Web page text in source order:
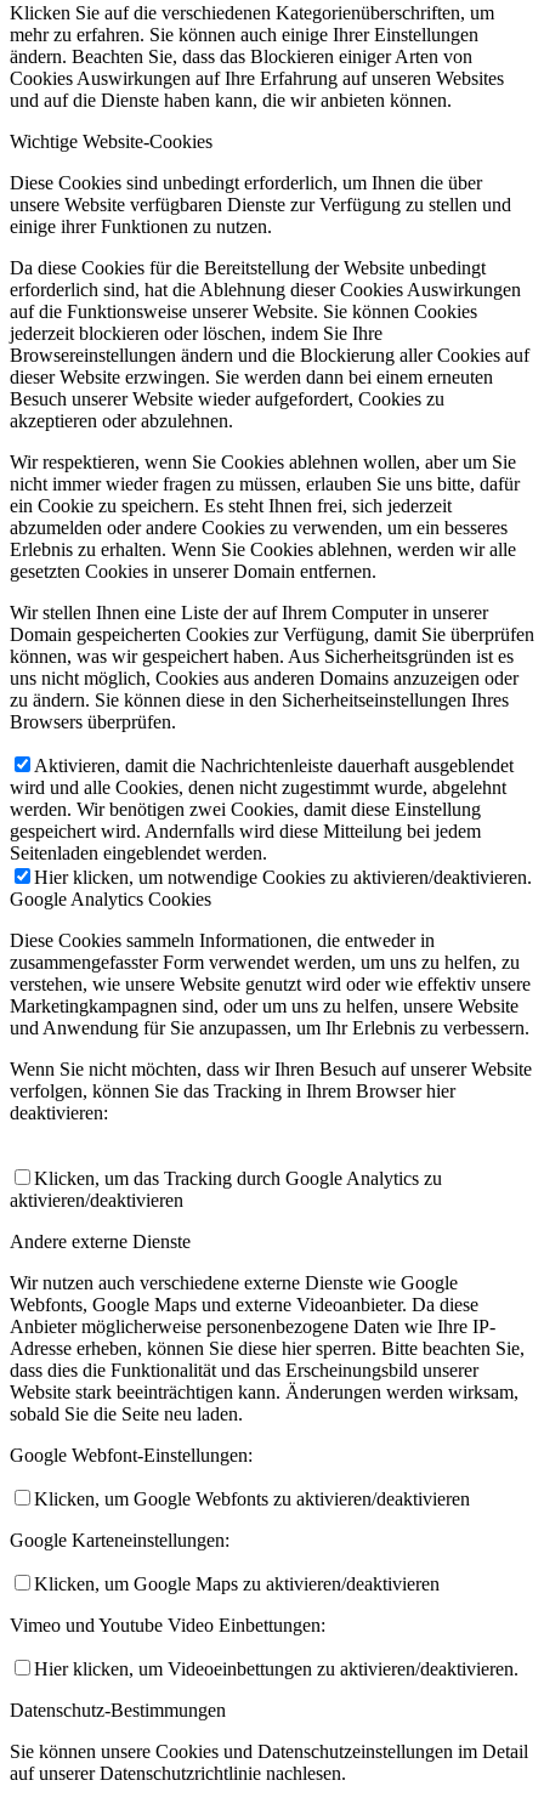
Klicken Sie auf die verschiedenen Kategorienüberschriften, um
mehr zu erfahren. Sie können auch einige Ihrer Einstellungen
ändern. Beachten Sie, dass das Blockieren einiger Arten von
Cookies Auswirkungen auf Ihre Erfahrung auf unseren Websites
und auf die Dienste haben kann, die wir anbieten können.
Wichtige Website-Cookies
Diese Cookies sind unbedingt erforderlich, um Ihnen die über
unsere Website verfügbaren Dienste zur Verfügung zu stellen und
einige ihrer Funktionen zu nutzen.
Da diese Cookies für die Bereitstellung der Website unbedingt
erforderlich sind, hat die Ablehnung dieser Cookies Auswirkungen
auf die Funktionsweise unserer Website. Sie können Cookies
jederzeit blockieren oder löschen, indem Sie Ihre
Browsereinstellungen ändern und die Blockierung aller Cookies auf
dieser Website erzwingen. Sie werden dann bei einem erneuten
Besuch unserer Website wieder aufgefordert, Cookies zu
akzeptieren oder abzulehnen.
Wir respektieren, wenn Sie Cookies ablehnen wollen, aber um Sie
nicht immer wieder fragen zu müssen, erlauben Sie uns bitte, dafür
ein Cookie zu speichern. Es steht Ihnen frei, sich jederzeit
abzumelden oder andere Cookies zu verwenden, um ein besseres
Erlebnis zu erhalten. Wenn Sie Cookies ablehnen, werden wir alle
gesetzten Cookies in unserer Domain entfernen.
Wir stellen Ihnen eine Liste der auf Ihrem Computer in unserer
Domain gespeicherten Cookies zur Verfügung, damit Sie überprüfen
können, was wir gespeichert haben. Aus Sicherheitsgründen ist es
uns nicht möglich, Cookies aus anderen Domains anzuzeigen oder
zu ändern. Sie können diese in den Sicherheitseinstellungen Ihres
Browsers überprüfen.
Aktivieren, damit die Nachrichtenleiste dauerhaft ausgeblendet
wird und alle Cookies, denen nicht zugestimmt wurde, abgelehnt
werden. Wir benötigen zwei Cookies, damit diese Einstellung
gespeichert wird. Andernfalls wird diese Mitteilung bei jedem
Seitenladen eingeblendet werden.
Hier klicken, um notwendige Cookies zu aktivieren/deaktivieren.
Google Analytics Cookies
Diese Cookies sammeln Informationen, die entweder in
zusammengefasster Form verwendet werden, um uns zu helfen, zu
verstehen, wie unsere Website genutzt wird oder wie effektiv unsere
Marketingkampagnen sind, oder um uns zu helfen, unsere Website
und Anwendung für Sie anzupassen, um Ihr Erlebnis zu verbessern.
Wenn Sie nicht möchten, dass wir Ihren Besuch auf unserer Website
verfolgen, können Sie das Tracking in Ihrem Browser hier
deaktivieren:
Klicken, um das Tracking durch Google Analytics zu
aktivieren/deaktivieren
Andere externe Dienste
Wir nutzen auch verschiedene externe Dienste wie Google
Webfonts, Google Maps und externe Videoanbieter. Da diese
Anbieter möglicherweise personenbezogene Daten wie Ihre IP-
Adresse erheben, können Sie diese hier sperren. Bitte beachten Sie,
dass dies die Funktionalität und das Erscheinungsbild unserer
Website stark beeinträchtigen kann. Änderungen werden wirksam,
sobald Sie die Seite neu laden.
Google Webfont-Einstellungen:
Klicken, um Google Webfonts zu aktivieren/deaktivieren
Google Karteneinstellungen:
Klicken, um Google Maps zu aktivieren/deaktivieren
Vimeo und Youtube Video Einbettungen:
Hier klicken, um Videoeinbettungen zu aktivieren/deaktivieren.
Datenschutz-Bestimmungen
Sie können unsere Cookies und Datenschutzeinstellungen im Detail
auf unserer Datenschutzrichtlinie nachlesen.